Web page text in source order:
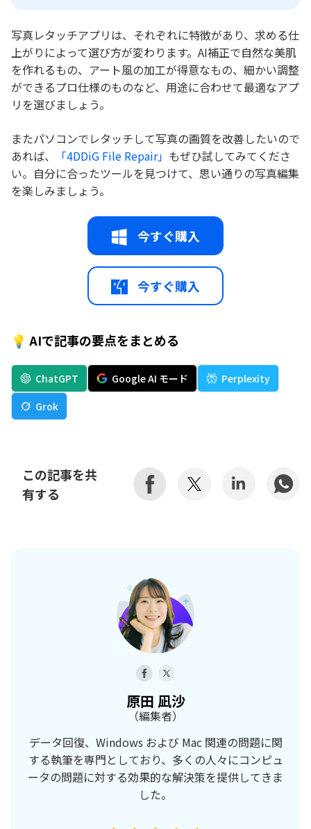
写真レタッチアプリは、それぞれに特徴があり、求める仕
上がりによって選び方が変わります。AI補正で自然な美肌
を作れるもの、アート風の加工が得意なもの、細かい調整
ができるプロ仕様のものなど、用途に合わせて最適なアプ
リを選びましょう。
またパソコンでレタッチして写真の画質を改善したいので
あれば、
「4DDiG File Repair」 もぜひ試してみてくださ
い。自分に合ったツールを見つけて、思い通りの写真編集
を楽しみましょう。
今すぐ購入
今すぐ購入
💡 AIで記事の要点をまとめる
ChatGPT Google AI モード
Perplexity
Grok
この記事を共
有する
原田 凪沙
（編集者）
データ回復、Windows および Mac 関連の問題に関
する執筆を専門としており、多くの人々にコンピュ
ータの問題に対する効果的な解決策を提供してきま
した。